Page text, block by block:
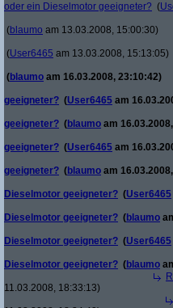
oder ein Dieselmotor geeigneter? (
(blaumo am 13.03.2008, 15:00:30)
(User6465 am 13.03.2008, 15:13:05)
(blaumo am 16.03.2008, 23:10:42)
geeigneter? (User6465 am
geeigneter? (blaumo am
geeigneter? (User6465 am
geeigneter? (blaumo am
Dieselmotor geeigneter? (User6465
Dieselmotor geeigneter? (blaumo
Dieselmotor geeigneter? (User6465
Dieselmotor geeigneter? (blaumo
11.03.2008, 18:33:13)